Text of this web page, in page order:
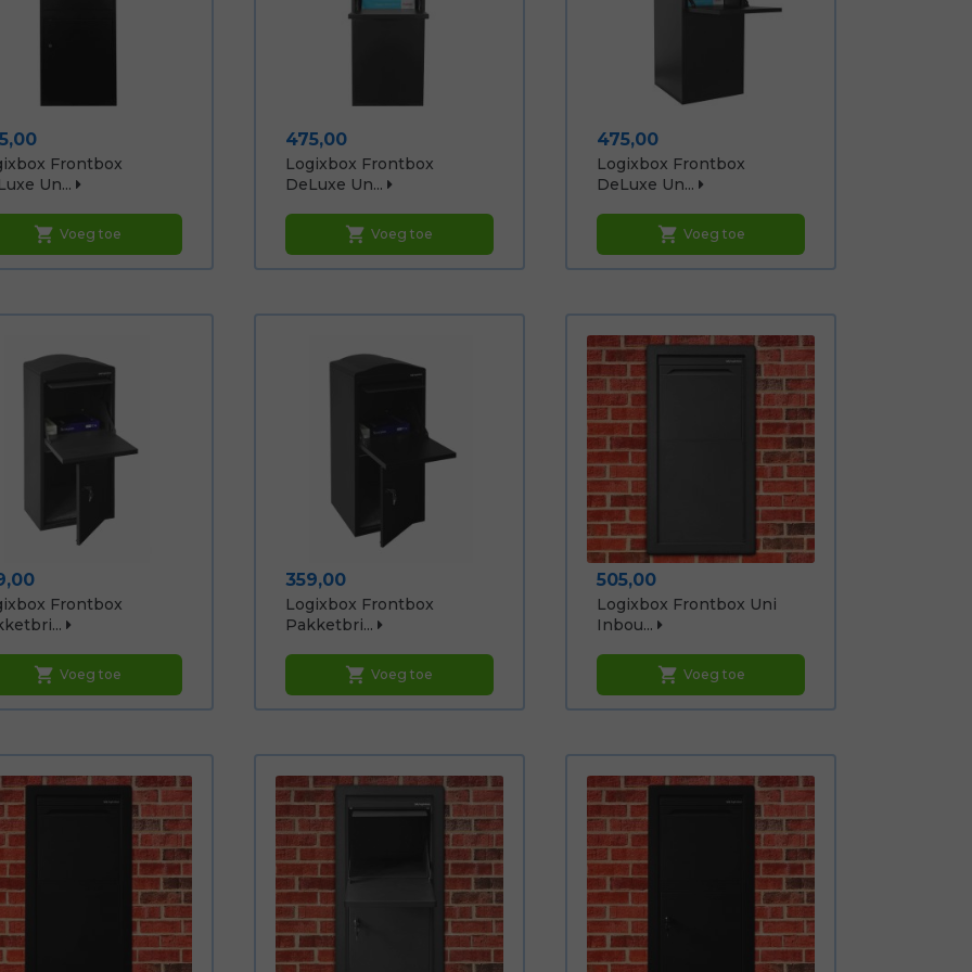
Frontbox
Un...
shopping_cart Voeg toe
Prijs
475,00
Logixbox Frontbox
DeLuxe Un...
shopping_cart Voeg toe
Prijs
475,00
Logixbox Frontbox
DeLuxe Un...
shopping_cart Voeg toe
Frontbox
shopping_cart Voeg toe
Prijs
359,00
Logixbox Frontbox
Pakketbri...
shopping_cart Voeg toe
Prijs
505,00
Logixbox Frontbox Uni
Inbou...
shopping_cart Voeg toe